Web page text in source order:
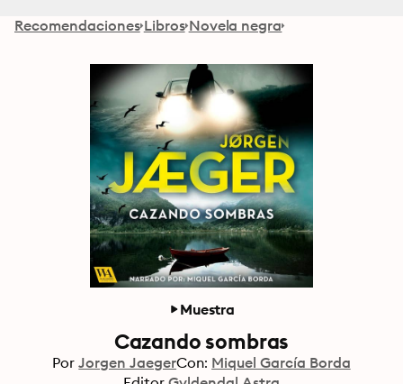
Recomendaciones Libros Novela negra
Muestra
Cazando sombras
Por Jorgen JaegerCon: Miquel García Borda